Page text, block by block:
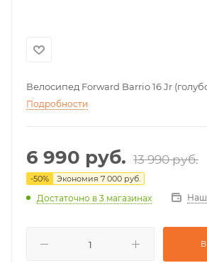
Велосипед Forward Barrio 16 Jr
Подробности
6 990 руб. 13 990руб.
-50% Экономия 7 000 руб.
Достаточно в 3 магазинах